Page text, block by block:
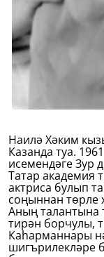
Наилә Хәким
Казанда туа.
исемендәге Зур
Татар академия
актриса булып
соңыннан төрле
Аның талантына
тирән борчулы,
Каһарманнары
шигърилекләре